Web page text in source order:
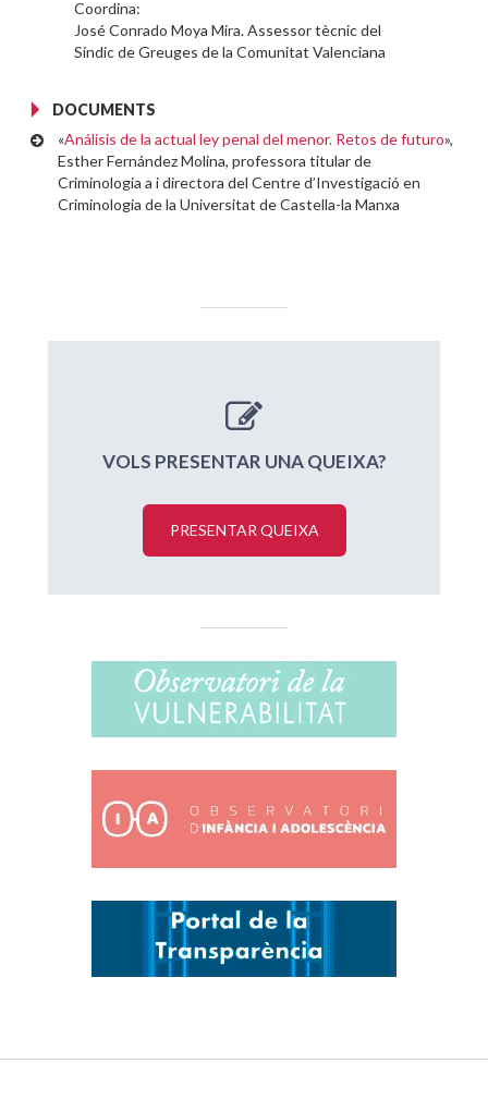
Coordina:
José Conrado Moya Mira. Assessor tècnic del
Síndic de Greuges de la Comunitat Valenciana
DOCUMENTS
«Análisis de la actual ley penal del menor. Retos de futuro»,
Esther Fernández Molina, professora titular de
Criminologia a i directora del Centre d’Investigació en
Criminologia de la Universitat de Castella-la Manxa
VOLS PRESENTAR UNA QUEIXA?
PRESENTAR QUEIXA